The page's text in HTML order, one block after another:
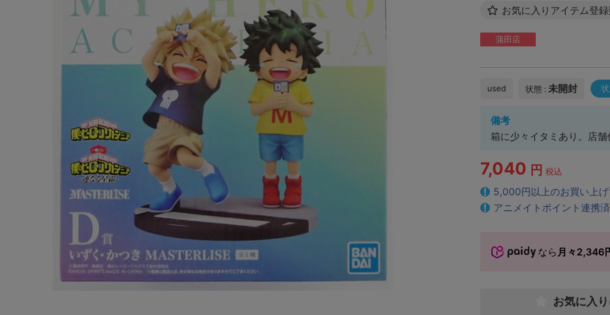
お気に入りアイテム登録
蒲田店
used 状態 : 未開封
備考
箱に少々イタミあり。店
7,040 円 税込
5,000円以上のお買い上げ
アニメイトポイント連携
なら 月々2,346
お気に入